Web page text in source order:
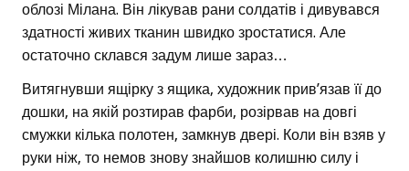
облозі Мілана. Він лікував рани солдатів і дивувався
здатності живих тканин швидко зростатися. Але
остаточно склався задум лише зараз…
Витягнувши ящірку з ящика, художник прив’язав її до
дошки, на якій розтирав фарби, розірвав на довгі
смужки кілька полотен, замкнув двері. Коли він взяв у
руки ніж, то немов знову знайшов колишню силу і